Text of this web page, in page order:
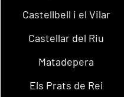
Castellbell i el Vilar
Castellar del Riu
Matadepera
Els Prats de Rei